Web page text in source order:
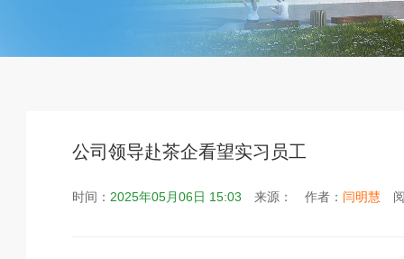
公司领导赴茶企看望实习员工
时间： 2025年05月06日 15:03 来源： 作者： 闫明慧阅